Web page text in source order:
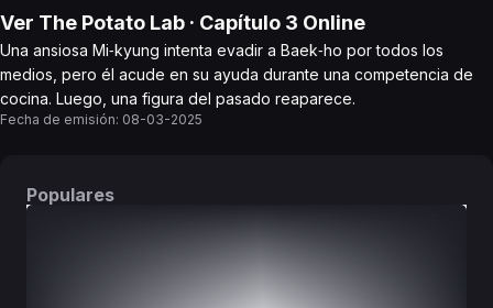
Ver The Potato Lab · Capítulo 3 Online
Una ansiosa Mi‑kyung intenta evadir a Baek‑ho por todos los
medios, pero él acude en su ayuda durante una competencia de
cocina. Luego, una figura del pasado reaparece.
Fecha de emisión: 08-03-2025
Populares